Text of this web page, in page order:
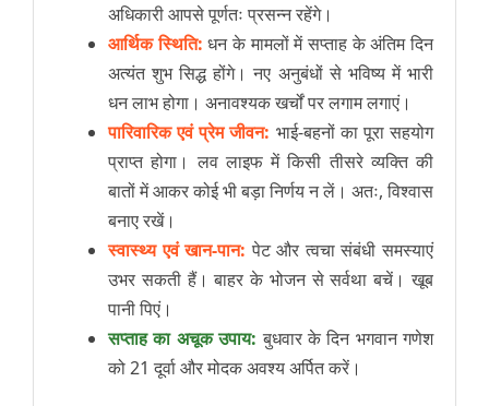
अधिकारी आपसे पूर्णतः प्रसन्न रहेंगे।
आर्थिक स्थिति: धन के मामलों में सप्ताह के अंतिम दिन
अत्यंत शुभ सिद्ध होंगे। नए अनुबंधों से भविष्य में भारी
धन लाभ होगा। अनावश्यक खर्चों पर लगाम लगाएं।
पारिवारिक एवं प्रेम जीवन: भाई-बहनों का पूरा सहयोग
प्राप्त होगा। लव लाइफ में किसी तीसरे व्यक्ति की
बातों में आकर कोई भी बड़ा निर्णय न लें। अतः, विश्वास
बनाए रखें।
स्वास्थ्य एवं खान-पान: पेट और त्वचा संबंधी समस्याएं
उभर सकती हैं। बाहर के भोजन से सर्वथा बचें। खूब
पानी पिएं।
सप्ताह का अचूक उपाय: बुधवार के दिन भगवान गणेश
को 21 दूर्वा और मोदक अवश्य अर्पित करें।